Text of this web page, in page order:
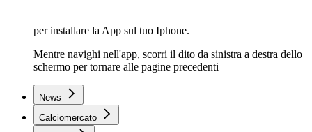
per installare la App sul tuo Iphone.
Mentre navighi nell'app, scorri il dito da sinistra a destra dello
schermo per tornare alle pagine precedenti
News
Calciomercato